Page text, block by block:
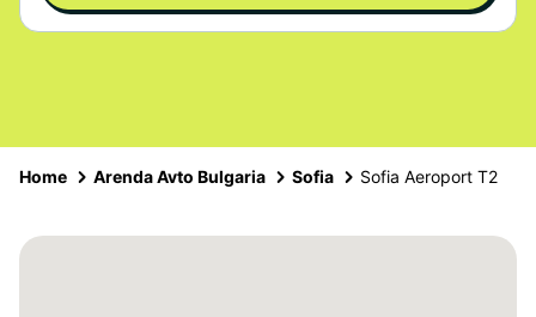
Home Arenda Avto Bulgaria Sofia Sofia Aeroport T2